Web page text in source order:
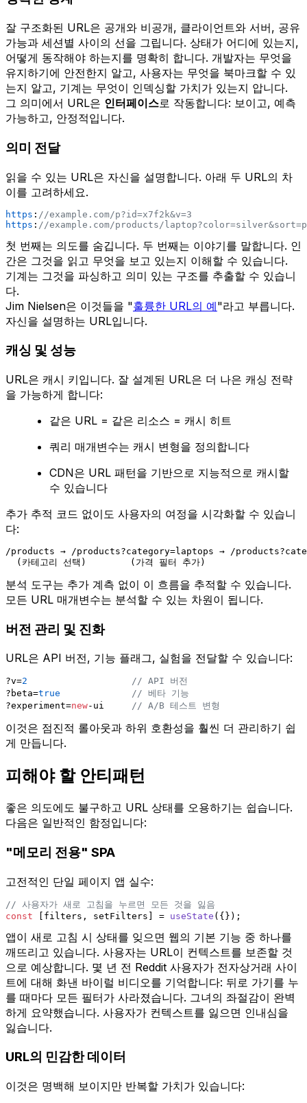
잘 구조화된 URL은 공개와 비공개, 클라이언트와 서버, 공유
가능과 세션별 사이의 선을 그립니다. 상태가 어디에 있는지,
어떻게 동작해야 하는지를 명확히 합니다. 개발자는 무엇을
유지하기에 안전한지 알고, 사용자는 무엇을 북마크할 수 있
는지 알고, 기계는 무엇이 인덱싱할 가치가 있는지 압니다.
그 의미에서 URL은 인터페이스로 작동합니다: 보이고, 예측
가능하고, 안정적입니다.
의미 전달
읽을 수 있는 URL은 자신을 설명합니다. 아래 두 URL의 차
이를 고려하세요.
https : //example.com/p?id=x7f2k&v=3
https : //example.com/products/
첫 번째는 의도를 숨깁니다. 두 번째는 이야기를 말합니다. 인
간은 그것을 읽고 무엇을 보고 있는지 이해할 수 있습니다.
기계는 그것을 파싱하고 의미 있는 구조를 추출할 수 있습니
다.
Jim Nielsen은 이것들을 "훌륭한 URL의 예"라고 부릅니다.
자신을 설명하는 URL입니다.
캐싱 및 성능
URL은 캐시 키입니다. 잘 설계된 URL은 더 나은 캐싱 전략
을 가능하게 합니다:
같은 URL = 같은 리소스 = 캐시 히트
쿼리 매개변수는 캐시 변형을 정의합니다
CDN은 URL 패턴을 기반으로 지능적으로 캐시할
수 있습니다
추가 추적 코드 없이도 사용자의 여정을 시각화할 수 있습니
다:
/products → /products?category=laptops → /
  (카테고리 선택)        (가격 필터 추가)
분석 도구는 추가 계측 없이 이 흐름을 추적할 수 있습니다.
모든 URL 매개변수는 분석할 수 있는 차원이 됩니다.
버전 관리 및 진화
URL은 API 버전, 기능 플래그, 실험을 전달할 수 있습니다:
?v=2
// API 버전
?beta=true
// 베타 기능
?experiment=new-ui // A/B 테스트 변형
이것은 점진적 롤아웃과 하위 호환성을 훨씬 더 관리하기 쉽
게 만듭니다.
피해야 할 안티패턴
좋은 의도에도 불구하고 URL 상태를 오용하기는 쉽습니다.
다음은 일반적인 함정입니다:
"메모리 전용" SPA
고전적인 단일 페이지 앱 실수:
// 사용자가 새로 고침을 누르면 모든 것을 잃음
const [filters, setFilters] = useState ({});
앱이 새로 고침 시 상태를 잊으면 웹의 기본 기능 중 하나를
깨뜨리고 있습니다. 사용자는 URL이 컨텍스트를 보존할 것
으로 예상합니다. 몇 년 전 Reddit 사용자가 전자상거래 사이
트에 대해 화낸 바이럴 비디오를 기억합니다: 뒤로 가기를 누
를 때마다 모든 필터가 사라졌습니다. 그녀의 좌절감이 완벽
하게 요약했습니다. 사용자가 컨텍스트를 잃으면 인내심을
잃습니다.
URL의 민감한 데이터
이것은 명백해 보이지만 반복할 가치가 있습니다: